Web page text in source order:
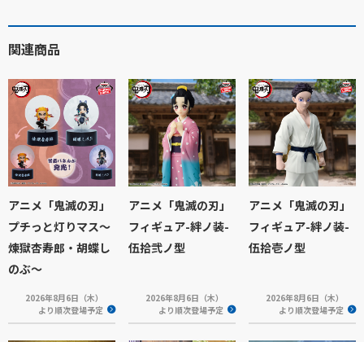
関連商品
アニメ「鬼滅の刃」
プチっと灯りマス～
煉獄杏寿郎・胡蝶し
のぶ～
2026年8月6日（木）
より順次登場予定
アニメ「鬼滅の刃」
フィギュア-絆ノ装-
伍拾弐ノ型
2026年8月6日（木）
より順次登場予定
アニメ「鬼滅の刃」
フィギュア-絆ノ装-
伍拾壱ノ型
2026年8月6日（木）
より順次登場予定